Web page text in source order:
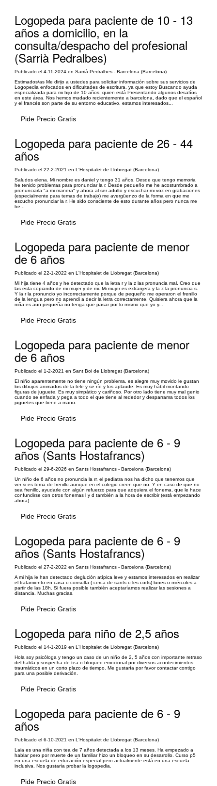
Logopeda para paciente de 10 - 13
años a domicilio, en la
consulta/despacho del profesional
(Sarrià Pedralbes)
Publicado el 4-11-2024 en Sarrià Pedralbes - Barcelona (Barcelona)
Estimados/as Me dirijo a ustedes para solicitar información sobre sus servicios de
Logopedia enfocados en dificultades de escritura, ya que estoy Buscando ayuda
especializada para mi hijo de 10 años, quien está Presentando algunos desafíos
en este área. Nos hemos mudado recientemente a barcelona, dado que el español
y el francés son parte de su entorno educativo, estamos interesados...
Pide Precio Gratis
Logopeda para paciente de 26 - 44
años
Publicado el 22-2-2021 en L'Hospitalet de Llobregat (Barcelona)
Saludos elena. Mi nombre es daniel y tengo 31 años. Desde que tengo memoria
he tenido problemas para pronunciar la r. Desde pequeño me he acostumbrado a
pronunciarla "a mi manera" y ahora al ser adulto y escuchar mi voz en grabaciones
(especialmente para temas de trabajo) me avergüenzo de la forma en que me
escucho pronunciar la r. He sido consciente de esto durante años pero nunca me
he...
Pide Precio Gratis
Logopeda para paciente de menor
de 6 años
Publicado el 22-1-2022 en L'Hospitalet de Llobregat (Barcelona)
Mi hija tiene 4 años y he detectado que la letra r y la z las pronuncia mal. Creo que
las esta copiando de mi mujer y de mi. Mi mujer es extranjera y la z la pronuncia s.
Y la r la pronuncio yo incorrectamente porque de pequeño me operaron el frenillo
de la lengua pero no aprendi a decir la letra correctamente. Quisiera ahora que la
niña es aun pequeña no tenga que pasar por lo mismo que yo y...
Pide Precio Gratis
Logopeda para paciente de menor
de 6 años
Publicado el 1-2-2021 en Sant Boi de Llobregat (Barcelona)
El niño aparentemente no tiene ningún problema, es alegre muy movido le gustan
los dibujos animados de la tele y se ríe y los aplaude. Es muy hábil montando
figuras de juguete. Es muy simpático y cariñoso. Por otro lado tiene muy mal genio
cuando se enfada y pega a todo el que tiene al rededor y desparrama todos los
juguetes que tiene a mano.
Pide Precio Gratis
Logopeda para paciente de 6 - 9
años (Sants Hostafrancs)
Publicado el 29-6-2026 en Sants Hostafrancs - Barcelona (Barcelona)
Un niño de 6 años no pronuncia la rr, el pediatra nos ha dicho que tenemos que
ver si es tema de frenillo aunque en el colegio creen que no. Y en caso de que no
sea frenillo, ayudarle con algún refuerzo para que adquiera el fonema, que le hace
confundirse con otros fonemas l y d también a la hora de escribir (está empezando
ahora)
Pide Precio Gratis
Logopeda para paciente de 6 - 9
años (Sants Hostafrancs)
Publicado el 27-2-2022 en Sants Hostafrancs - Barcelona (Barcelona)
A mi hija le han detectado deglución atípica leve y estamos interesados en realizar
el tratamiento en casa o consulta ( cerca de sants o les corts) lunes o miércoles a
partir de las 18h. Si fuera posible también aceptaríamos realizar las sesiones a
distancia. Muchas gracias.
Pide Precio Gratis
Logopeda para niño de 2,5 años
Publicado el 14-1-2019 en L'Hospitalet de Llobregat (Barcelona)
Hola soy psicóloga y tengo un caso de un niño de 2, 5 años con importante retraso
del habla y sospecha de tea o bloqueo emocional por diversos acontecimientos
traumáticos en un corto plazo de tiempo. Me gustaría por favor contactar contigo
para una posible derivación.
Pide Precio Gratis
Logopeda para paciente de 6 - 9
años
Publicado el 6-10-2021 en L'Hospitalet de Llobregat (Barcelona)
Laia es una niña con tea de 7 años detectada a los 13 meses. Ha empezado a
hablar pero por muerte de un familiar hizo un bloqueo en su desarrollo. Curso p5
en una escuela de educación especial pero actualmente está en una escuela
inclusiva. Nos gustaría probar la logopedia.
Pide Precio Gratis